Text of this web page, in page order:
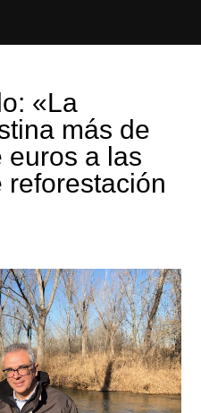
«La
más de
euros a las
reforestación